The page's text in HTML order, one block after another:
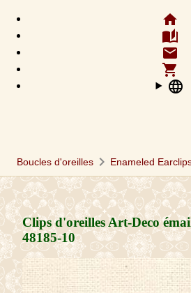
home
auto_stories
email
shopping_cart
language
Boucles d'oreilles chevron_right Enameled
Clips d'oreilles Art-Deco
48185-10